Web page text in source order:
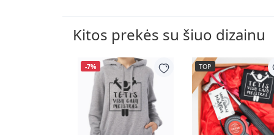
Kitos prekės su šiuo dizainu
-7% TOP